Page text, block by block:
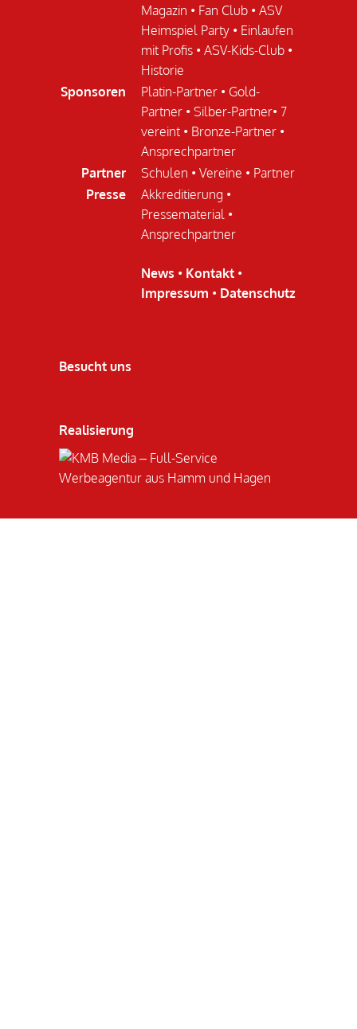
Magazin • Fan Club • ASV
Heimspiel Party • Einlaufen
mit Profis • ASV-Kids-Club •
Historie
Sponsoren
Platin-Partner • Gold-
Partner • Silber-Partner• 7
vereint • Bronze-Partner •
Ansprechpartner
Partner
Schulen • Vereine • Partner
Presse
Akkreditierung •
Pressematerial •
Ansprechpartner
News • Kontakt •
Impressum • Datenschutz
Besucht uns
Realisierung